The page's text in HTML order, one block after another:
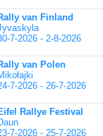
van Finland
7-2026 - 2-8-2026
van Polen
7-2026 - 26-7-2026
Rallye Festival
7-2026 - 25-7-2026